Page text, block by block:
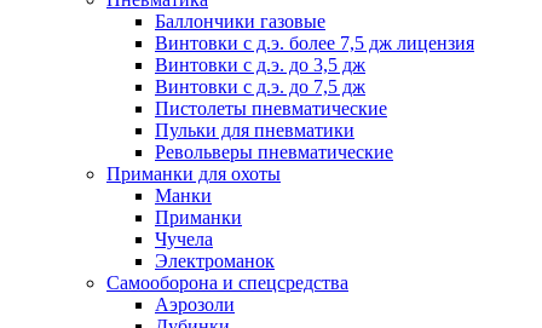
Баллончики газовые
Винтовки с д.э. более 7,5 дж лицензия
Винтовки с д.э. до 3,5 дж
Винтовки с д.э. до 7,5 дж
Пистолеты пневматические
Пульки для пневматики
Револьверы пневматические
Приманки для охоты
Манки
Приманки
Чучела
Электроманок
Самооборона и спецсредства
Аэрозоли